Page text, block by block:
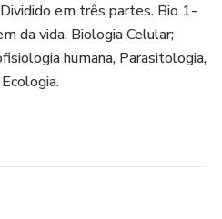
em três partes. Bio 1-
da vida, Biologia Celular;
humana, Parasitologia,